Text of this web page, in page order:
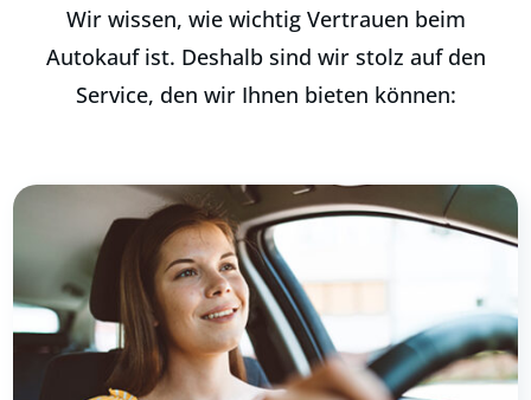
Wir wissen, wie wichtig Vertrauen beim
Autokauf ist. Deshalb sind wir stolz auf den
Service, den wir Ihnen bieten können: